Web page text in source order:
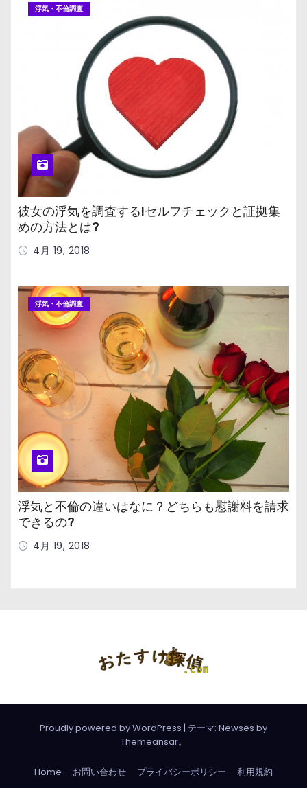
浮気・不倫調査
彼女の浮気を調査する!セルフチェックと証拠集
めの方法とは?
4月 19, 2018
浮気・不倫調査
浮気と不倫の違いはなに？どちらも慰謝料を請求
できるの?
4月 19, 2018
Proudly powered by WordPress | テーマ: Newses by
Themeansar。
Home お問い合わせ プライバシーポリシー 利用規約